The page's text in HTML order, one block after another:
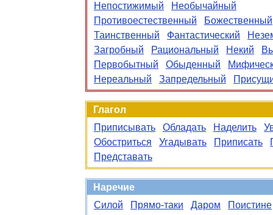
Непостижимый
Необычайный
Противоестественный
Божественный
Таинственный
Фантастический
Загробный
Рациональный Некий
Первобытный
Обыденный
Нереальный
Запредельный
Глагол
Приписывать
Обладать Наделить
Обостриться
Угадывать Приписать
Представать
Наречие
Силой
Прямо-таки Даром Поистине